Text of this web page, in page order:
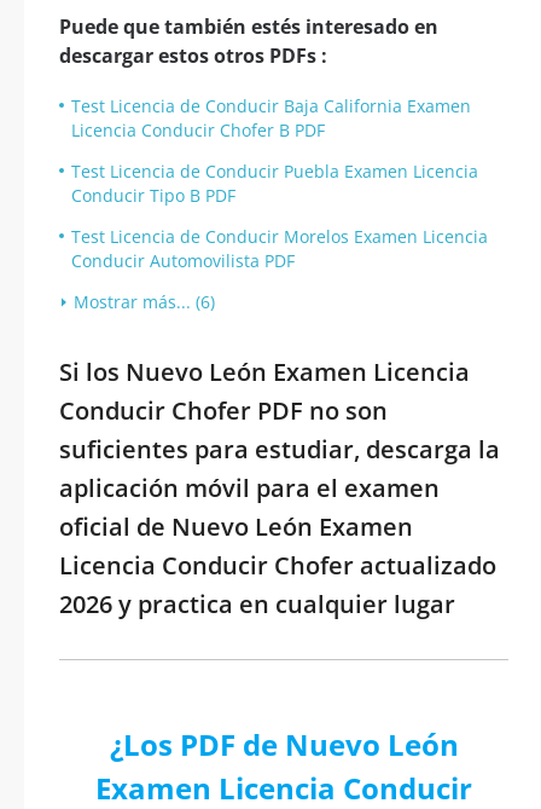
Puede que también estés interesado en
descargar estos otros PDFs :
Test Licencia de Conducir Baja California Examen
Licencia Conducir Chofer B PDF
Test Licencia de Conducir Puebla Examen Licencia
Conducir Tipo B PDF
Test Licencia de Conducir Morelos Examen Licencia
Conducir Automovilista PDF
Mostrar más... (6)
Si los Nuevo León Examen Licencia
Conducir Chofer PDF no son
suficientes para estudiar, descarga la
aplicación móvil para el examen
oficial de Nuevo León Examen
Licencia Conducir Chofer actualizado
2026 y practica en cualquier lugar
¿Los PDF de Nuevo León
Examen Licencia Conducir